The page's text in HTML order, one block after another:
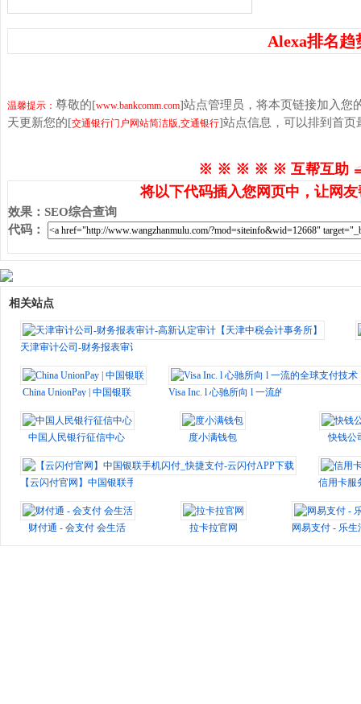
Alexa排名趋
温馨提示： 尊敬的[www.bankcomm.com]站点管理员，将本页链接加入您
天更新您的[交通银行门户网站简洁版,交通银行]站点信息，可以排到首页
※ ※ ※ ※ ※ 互帮互助
将以下代码插入您网页中，让网
效果 ： SEO综合查询
代码 ：
相关站点
天津审计公司-财务报表审计-高新认定审计【天津中税会计事务所】
China UnionPay | 中国银联 Visa Inc. l 心驰所向 l 一流的全球支付技术，
中国人民银行征信中心 度小满钱包 快钱公
【云闪付官网】中国银联手机闪付_快捷支付-云闪付APP下载 信用卡服
财付通 - 会支付 会生活 拉卡拉官网 网易支付 - 乐